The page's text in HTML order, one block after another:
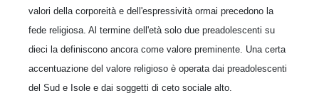
valori della corporeità e dell'espressività ormai precedono la
fede religiosa. Al termine dell'età solo due preadolescenti su
dieci la definiscono ancora come valore preminente. Una certa
accentuazione del valore religioso è operata dai preadolescenti
del Sud e Isole e dai soggetti di ceto sociale alto.